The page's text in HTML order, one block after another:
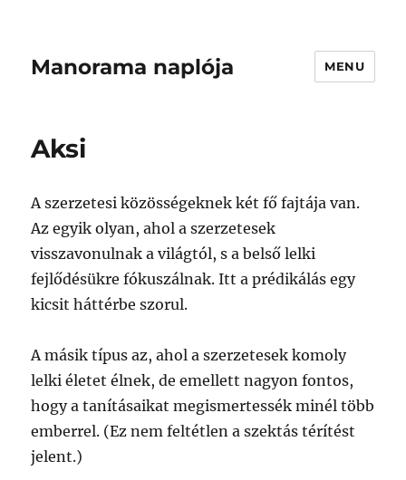
Manorama naplója MENU
Aksi
A szerzetesi közösségeknek két fő fajtája van.
Az egyik olyan, ahol a szerzetesek
visszavonulnak a világtól, s a belső lelki
fejlődésükre fókuszálnak. Itt a prédikálás egy
kicsit háttérbe szorul.
A másik típus az, ahol a szerzetesek komoly
lelki életet élnek, de emellett nagyon fontos,
hogy a tanításaikat megismertessék minél több
emberrel. (Ez nem feltétlen a szektás térítést
jelent.)